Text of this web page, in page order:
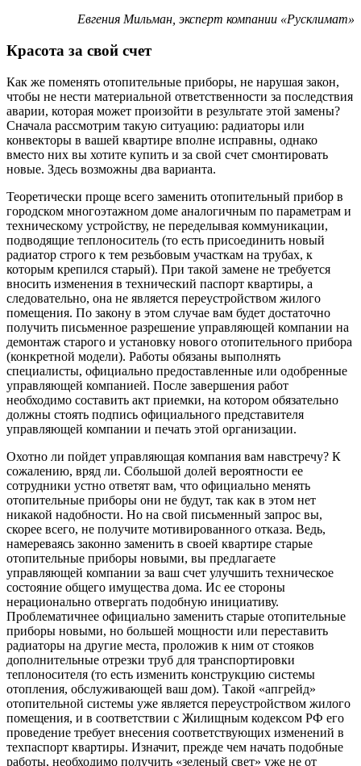
Евгения Мильман, эксперт компании «Русклимат»
Красота за свой счет
Как же поменять отопительные приборы, не нарушая закон,
чтобы не нести материальной ответственности за последствия
аварии, которая может произойти в результате этой замены?
Сначала рассмотрим такую ситуацию: радиаторы или
конвекторы в вашей квартире вполне исправны, однако
вместо них вы хотите купить и за свой счет смонтировать
новые. Здесь возможны два варианта.
Теоретически проще всего заменить отопительный прибор в
городском многоэтажном доме аналогичным по параметрам и
техническому устройству, не переделывая коммуникации,
подводящие теплоноситель (то есть присоединить новый
радиатор строго к тем резьбовым участкам на трубах, к
которым крепился старый). При такой замене не требуется
вносить изменения в технический паспорт квартиры, а
следовательно, она не является переустройством жилого
помещения. По закону в этом случае вам будет достаточно
получить письменное разрешение управляющей компании на
демонтаж старого и установку нового отопительного прибора
(конкретной модели). Работы обязаны выполнять
специалисты, официально предоставленные или одобренные
управляющей компанией. После завершения работ
необходимо составить акт приемки, на котором обязательно
должны стоять подпись официального представителя
управляющей компании и печать этой организации.
Охотно ли пойдет управляющая компания вам навстречу? К
сожалению, вряд ли. Сбольшой долей вероятности ее
сотрудники устно ответят вам, что официально менять
отопительные приборы они не будут, так как в этом нет
никакой надобности. Но на свой письменный запрос вы,
скорее всего, не получите мотивированного отказа. Ведь,
намереваясь законно заменить в своей квартире старые
отопительные приборы новыми, вы предлагаете
управляющей компании за ваш счет улучшить техническое
состояние общего имущества дома. Ис ее стороны
нерационально отвергать подобную инициативу.
Проблематичнее официально заменить старые отопительные
приборы новыми, но большей мощности или переставить
радиаторы на другие места, проложив к ним от стояков
дополнительные отрезки труб для транспортировки
теплоносителя (то есть изменить конструкцию системы
отопления, обслуживающей ваш дом). Такой «апгрейд»
отопительной системы уже является переустройством жилого
помещения, и в соответствии с Жилищным кодексом РФ его
проведение требует внесения соответствующих изменений в
техпаспорт квартиры. Изначит, прежде чем начать подобные
работы, необходимо получить «зеленый свет» уже не от